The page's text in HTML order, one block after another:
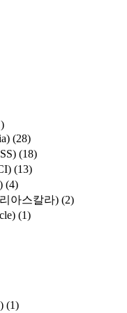
(28)
(18)
(13)
(4)
아스칼라) (2)
(1)
(1)